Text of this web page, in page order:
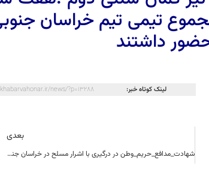
تیمی تیم خراسان
لینک کوتاه خبر: news/?p=13288
بعدی
شهادت_مدافع_حریم_وطن در درگیری با اشرار مسلح در خراسان جنوبی